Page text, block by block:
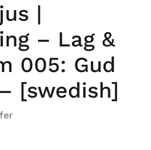
|
– Lag &
005: Gud
[swedish]